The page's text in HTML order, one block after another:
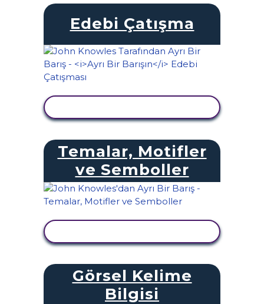
Edebi Çatışma
Temalar, Motifler
ve Semboller
Görsel Kelime
Bilgisi